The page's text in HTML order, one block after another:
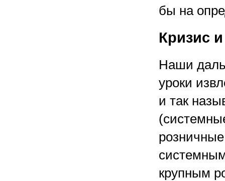
бы на
Кризис
Наши
уроки
и так
крупным